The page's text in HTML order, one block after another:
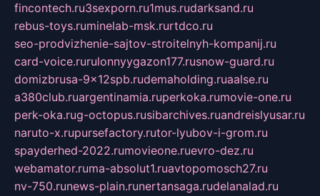
fincontech.ru3sexporn.ru1mus.rudarksand.ru
rebus-toys.ruminelab-msk.rurtdco.ru
seo-prodvizhenie-sajtov-stroitelnyh-kompanij.ru
card-voice.rurulonnyygazon177.rusnow-guard.ru
domizbrusa-9x12spb.rudemaholding.ruaalse.ru
a380club.ruargentinamia.ruperkoka.rumovie-one.ru
perk-oka.rug-octopus.rusibarchives.ruandreislyusar.ru
naruto-x.rupursefactory.rutor-lyubov-i-grom.ru
spayderhed-2022.rumovieone.ruevro-dez.ru
webamator.ruma-absolut1.ruavtopomosch27.ru
nv-750.runews-plain.runertansaga.rudelanalad.ru